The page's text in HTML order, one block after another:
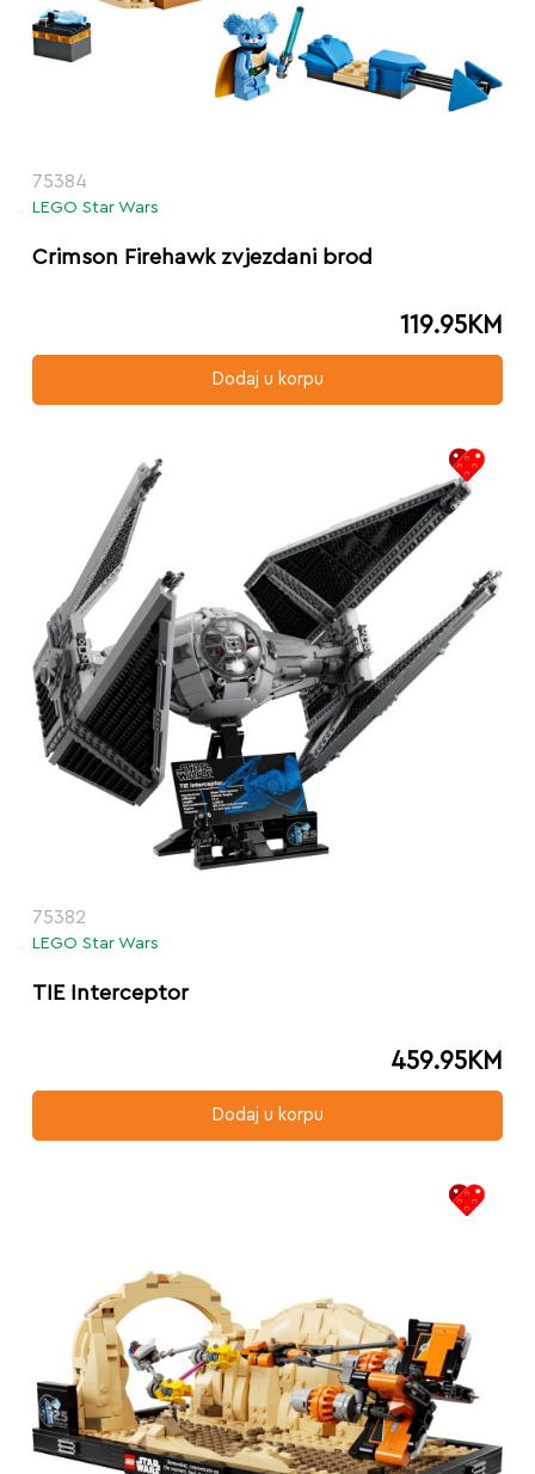
75384
LEGO Star Wars
Crimson Firehawk zvjezdani brod
119.95KM
Dodaj u korpu
75382
LEGO Star Wars
TIE Interceptor
459.95KM
Dodaj u korpu